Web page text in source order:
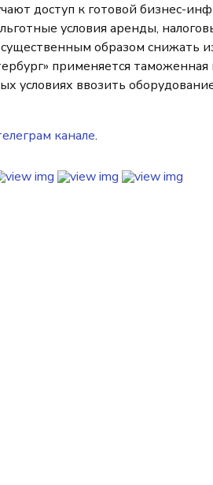
доступ к готовой бизнес-
условия аренды,
образом снижать
применяется таможенная
условиях ввозить
канале.